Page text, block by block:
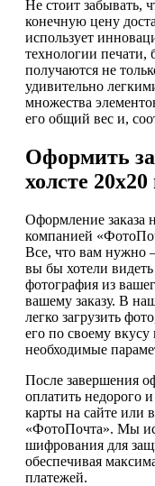
Не стоит забывать,
конечную цену
использует
технологии печати,
получаются не
удивительно
множества
его общий вес и,
Оформить
холсте
Оформление заказа
компанией
Все, что вам нужно
вы бы хотели
фотография из
вашему заказу. В
легко загрузить
его по своему вкусу
необходимые
После завершения
оплатить недорого
карты на сайте или
«ФотоПочта». Мы
шифрования для
обеспечивая
платежей.